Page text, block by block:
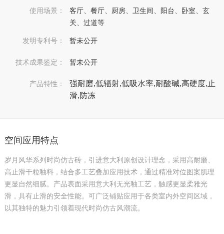
使用场景：
客厅、餐厅、厨房、卫生间、阳台、卧室、玄
关、过道等
发明专利号： 暂未公开
技术成果鉴定： 暂未公开
产品特性：
强耐磨,低辐射,低吸水率,耐酸碱,高硬度,止
滑,防冻
空间应用特点
岁月风华系列时尚仿古砖，引进意大利原创设计理念，采用高耐磨、
高止滑干粒釉料，结合多工艺叠加应用技术，通过精准对位图案肌理
更显自然细腻。产品表面采用意大利无光釉工艺，触感更显柔雅光
滑，具有止滑的安全性能。可广泛铺贴应用于各类室内外空间区域，
以其独特的魅力引领着现代时尚仿古风潮流。